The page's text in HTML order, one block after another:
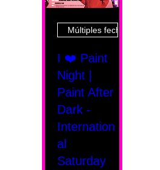
Múltiples fechas
I ❤️ Paint
Night |
Paint After
Dark -
Internation
al
Saturday